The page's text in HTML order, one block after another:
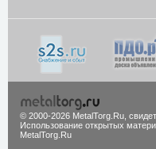
© 2000-2026 MetalTorg.Ru,
Использование открытых
MetalTorg.Ru